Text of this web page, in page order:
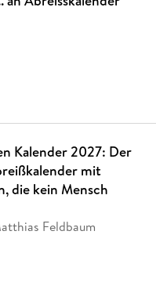
Kalender 2027: Der
mit
die kein Mensch
Feldbaum